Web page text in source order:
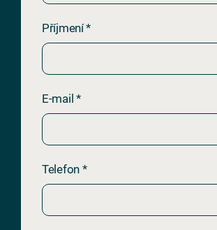
Příjmení *
E-mail *
Telefon *